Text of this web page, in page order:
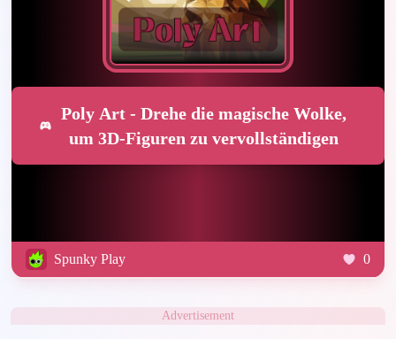
Poly Art - Drehe die magische Wolke,
um 3D-Figuren zu vervollständigen
Spunky Play 0
Advertisement